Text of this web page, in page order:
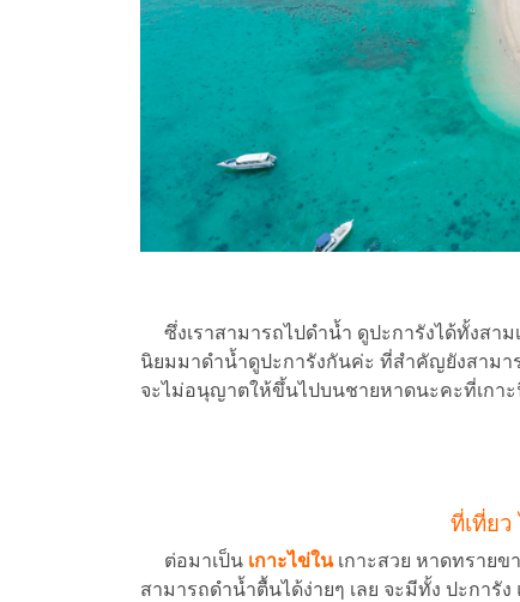
ซึ่งเราสามารถไปดำน้ำ ดูปะการังได้ทั้งสาม
นิยมมาดำน้ำดูปะการังกันค่ะ ที่สำคัญยังสามา
จะไม่อนุญาตให้ขึ้นไปบนชายหาดนะคะที่เกา
ที่เที่ยว
ต่อมาเป็น เกาะไข่ในเกาะสวย หาดทรายข
สามารถดำน้ำตื้นได้ง่ายๆ เลย จะมีทั้ง ปะการั